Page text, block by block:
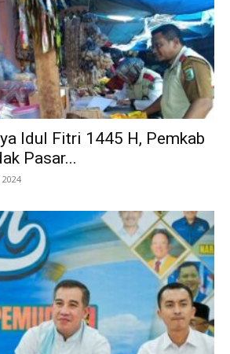
Idul Fitri 1445 H, Pemkab
Pasar...